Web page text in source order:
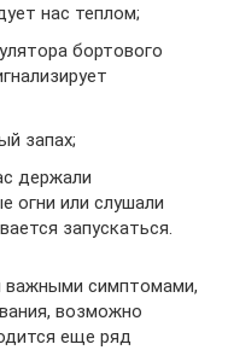
нас теплом;
бортового
запах;
держали
огни или слушали
запускаться.
важными симптомами,
возможно
еще ряд